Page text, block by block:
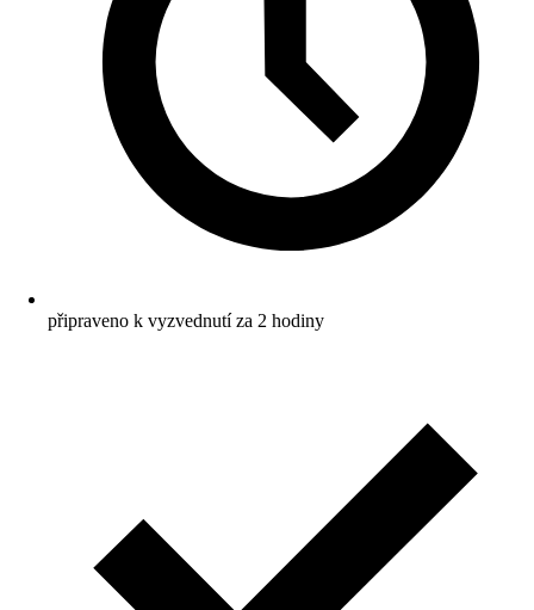
připraveno k vyzvednutí za 2 hodiny